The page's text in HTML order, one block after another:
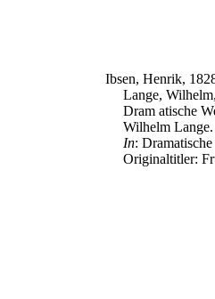
Ibsen, Henrik,
Lange,
Dram atische
Wilhelm
In:
Originaltitler: